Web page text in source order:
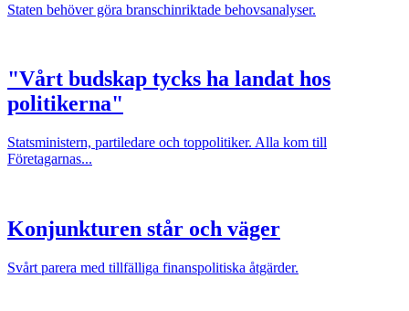
Staten behöver göra branschinriktade behovsanalyser.
"Vårt budskap tycks ha landat hos
politikerna"
Statsministern, partiledare och toppolitiker. Alla kom till
Företagarnas...
Konjunkturen står och väger
Svårt parera med tillfälliga finanspolitiska åtgärder.